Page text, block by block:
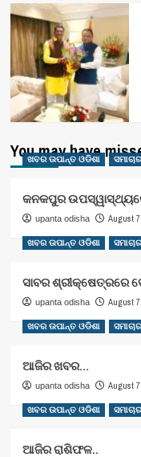
You may have
ଖବର ଉପାନ୍ତ ଓଡିଶା ସମାଚାର
କନକପୁର
upanta odisha August
ଖବର ଉପାନ୍ତ ଓଡିଶା ସମାଚାର
ସାବର ଶ୍ରୀକ୍ଷେତ୍ରରେ
upanta odisha August
ଖବର ଉପାନ୍ତ ଓଡିଶା ସମାଚାର
ଆଜିର ଖବର…
upanta odisha August
ଖବର ଉପାନ୍ତ ଓଡିଶା ସମାଚାର
ଆଜିର ରାଶିଫଳ..